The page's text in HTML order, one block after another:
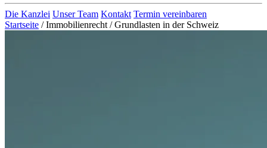
Die Kanzlei Unser Team Kontakt Termin vereinbaren
Startseite / Immobilienrecht / Grundlasten in der Schweiz